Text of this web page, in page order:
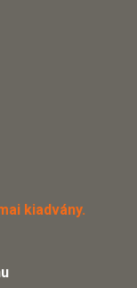
kiadvány.